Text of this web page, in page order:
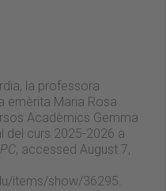
la professora
emèrita Maria Rosa
Acadèmics Gemma
del curs 2025-2026 a
, accessed August 7,
items/show/36295